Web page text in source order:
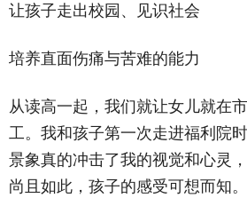
让孩子走出校园、见识社会
培养直面伤痛与苦难的能力
从读高一起，我们就让女儿就在
工。我和孩子第一次走进福利院
景象真的冲击了我的视觉和心灵
尚且如此，孩子的感受可想而知。